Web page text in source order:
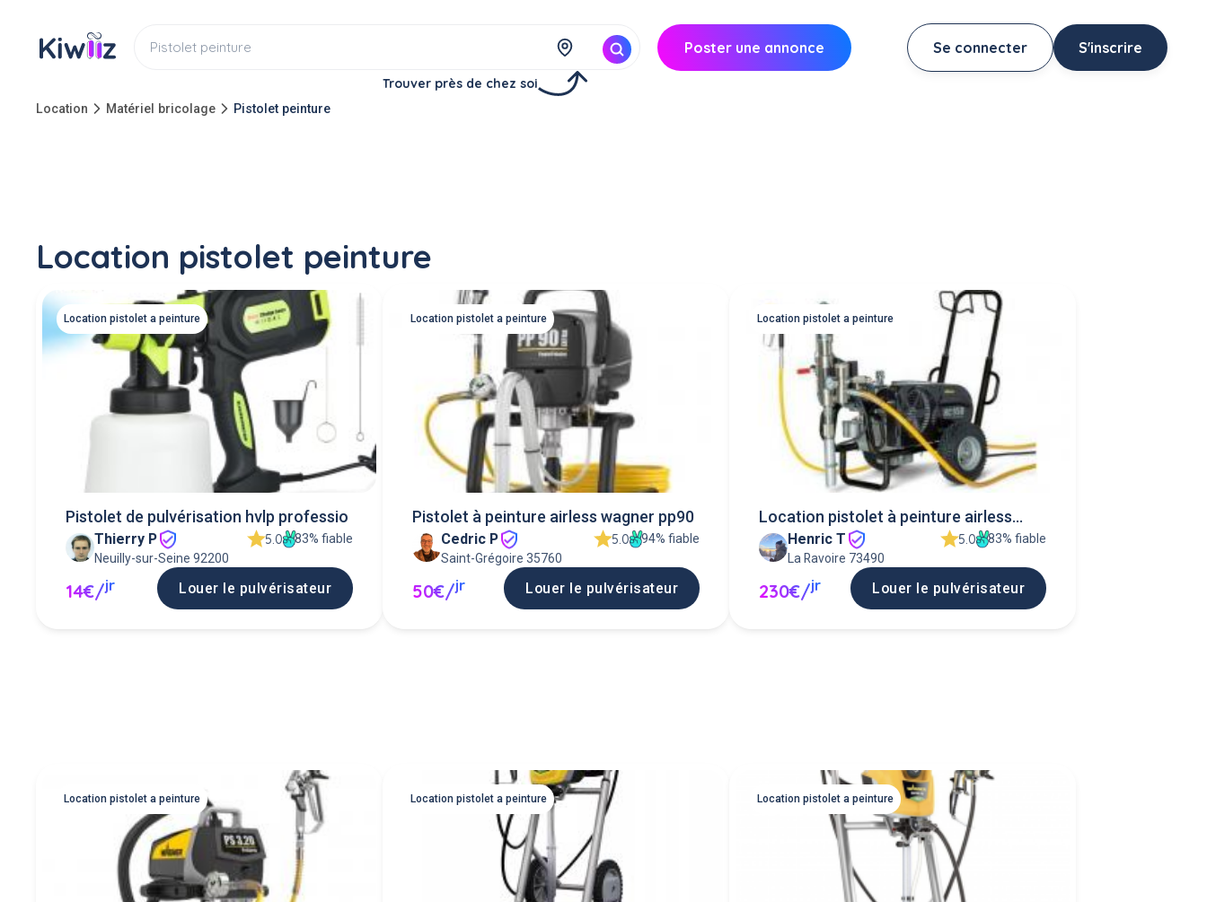
Trouver près de chez soi
Poster une annonce Se connecter S'inscrire
Location Matériel bricolage Pistolet peinture
Location pistolet peinture
Location pistolet a peinture
Pistolet de pulvérisation hvlp professio
Thierry P 5.0
83% fiable
Neuilly-sur-Seine 92200
14€/jr Louer le pulvérisateur
Location pistolet a peinture
Pistolet à peinture airless wagner pp90
Cedric P 5.0
94% fiable
Saint-Grégoire 35760
50€/jr Louer le pulvérisateur
Location pistolet a peinture
Location pistolet à peinture airless
wagnerHenric T 5.0
83% fiable
La Ravoire 73490
230€/jr Louer le pulvérisateur
Location pistolet a peinture Location pistolet a peinture Location pistolet a peinture